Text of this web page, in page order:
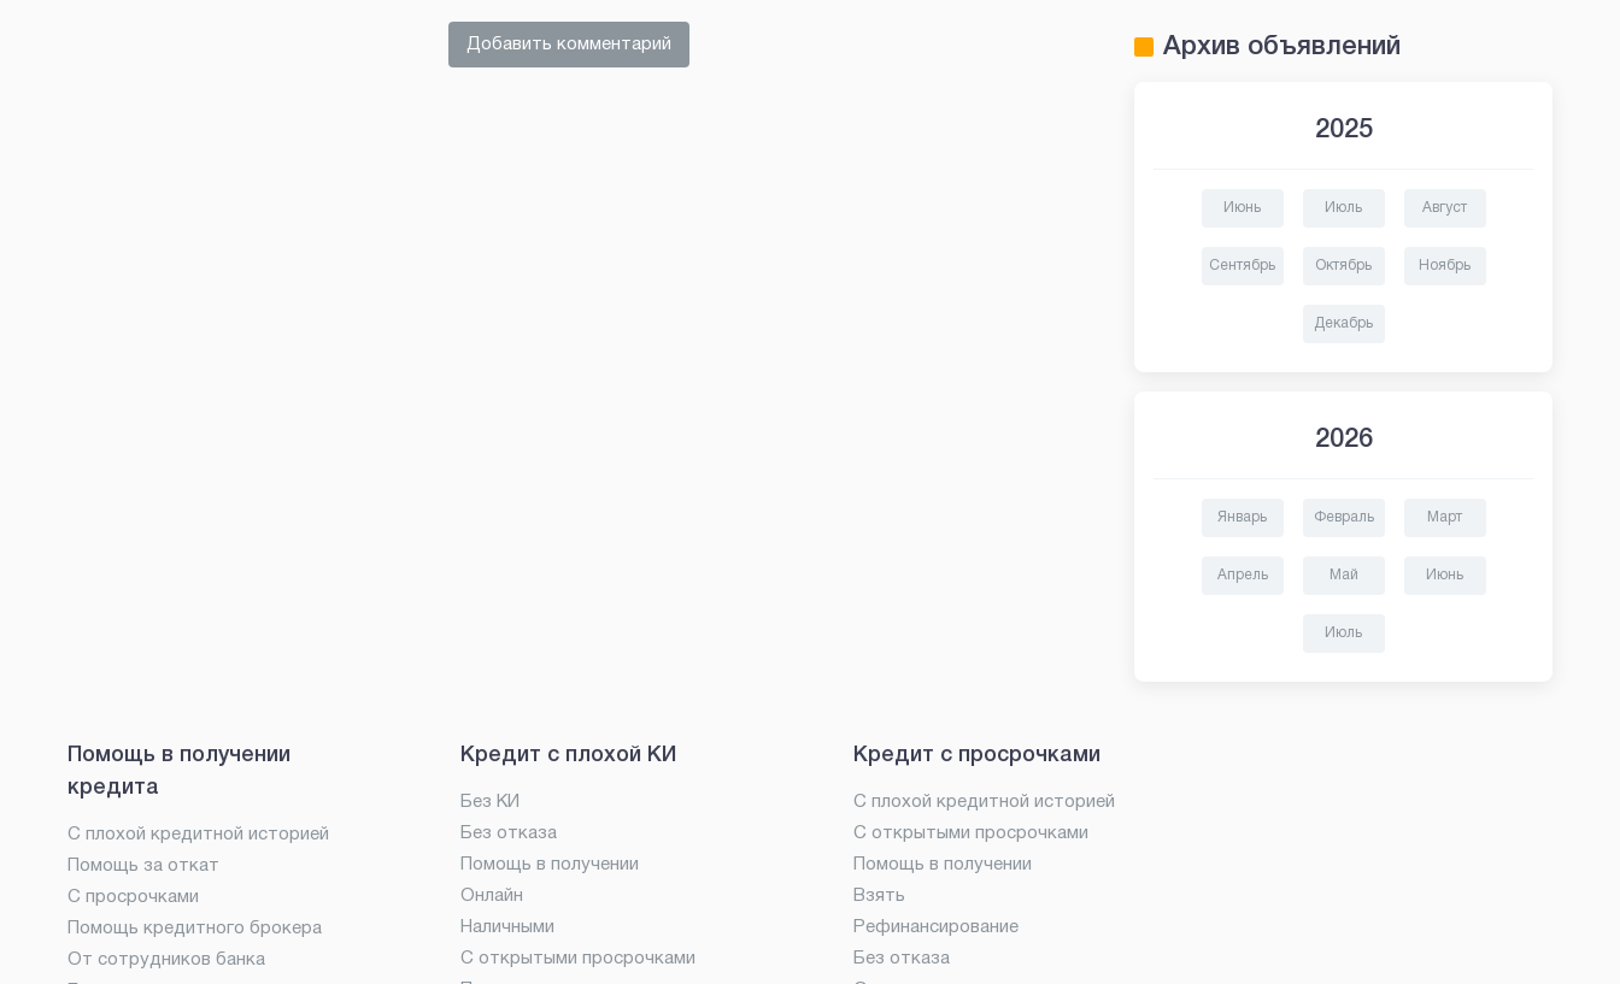
Добавить комментарий Архив объявлений
2025
Июнь Июль Август
Сентябрь Октябрь Ноябрь
Декабрь
2026
Январь Февраль Март
Апрель Май Июнь
Июль
Помощь в получении
кредита
С плохой кредитной историей
Помощь за откат
С просрочками
Помощь кредитного брокера
От сотрудников банка
Кредит с плохой КИ
Без КИ
Без отказа
Помощь в получении
Онлайн
Наличными
С открытыми просрочками
Кредит с просрочками
С плохой кредитной историей
С открытыми просрочками
Помощь в получении
Взять
Рефинансирование
Без отказа